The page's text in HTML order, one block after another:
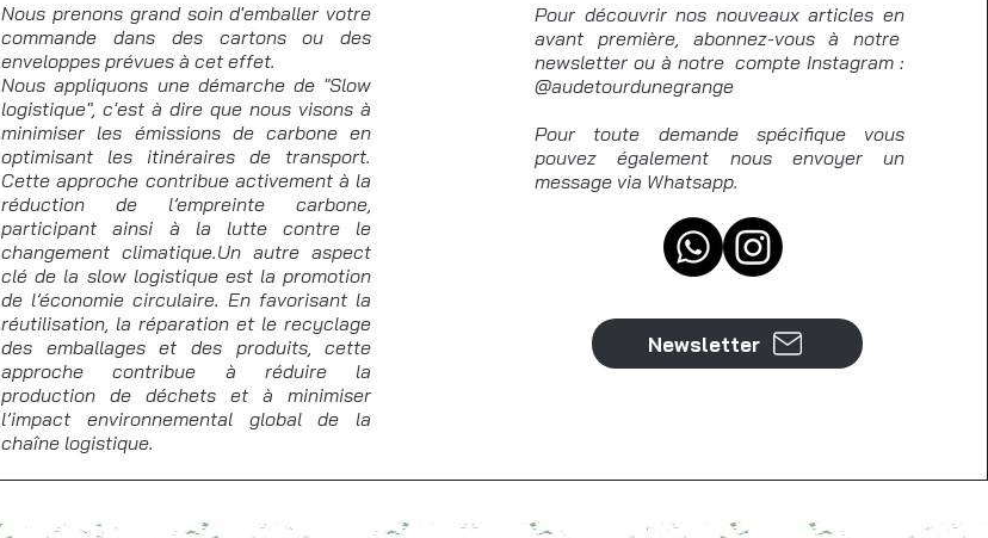
Nous prenons grand soin d'emballer votre
commande dans des cartons ou des
enveloppes prévues à cet effet.
Nous appliquons une démarche de "Slow
logistique", c'est à dire que nous visons à
minimiser les émissions de carbone en
optimisant les itinéraires de transport.
Cette approche contribue activement à la
réduction de l’empreinte carbone,
participant ainsi à la lutte contre le
changement climatique.Un autre aspect
clé de la slow logistique est la promotion
de l’économie circulaire. En favorisant la
réutilisation, la réparation et le recyclage
des emballages et des produits, cette
approche contribue à réduire la
production de déchets et à minimiser
l’impact environnemental global de la
chaîne logistique.
Pour découvrir nos nouveaux articles en
avant première, abonnez-vous à notre
newsletter ou à notre compte Instagram :
@audetourdunegrange
Pour toute demande spécifique vous
pouvez également nous envoyer un
message via Whatsapp.
Newsletter